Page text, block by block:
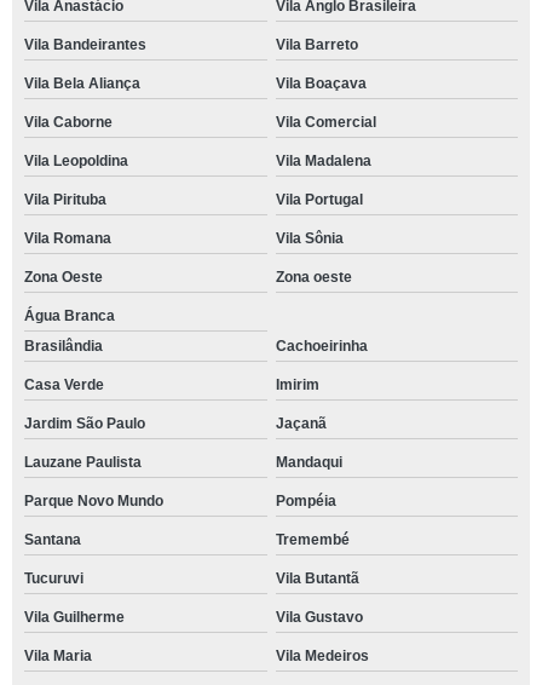
Vila Anastácio Vila Anglo Brasileira
Vila Bandeirantes Vila Barreto
Vila Bela Aliança Vila Boaçava
Vila Caborne Vila Comercial
Vila Leopoldina Vila Madalena
Vila Pirituba Vila Portugal
Vila Romana Vila Sônia
Zona Oeste Zona oeste
Água Branca
Brasilândia
Cachoeirinha
Casa Verde Imirim
Jardim São Paulo Jaçanã
Lauzane Paulista Mandaqui
Parque Novo Mundo Pompéia
Santana Tremembé
Tucuruvi Vila Butantã
Vila Guilherme Vila Gustavo
Vila Maria Vila Medeiros